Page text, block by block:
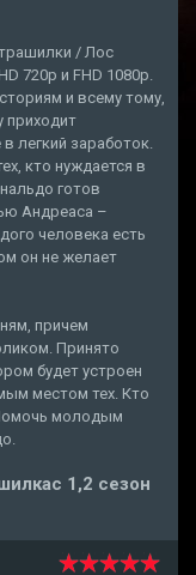
/ Лос
720p и FHD 1080p.
и всему тому,
приходит
легкий заработок.
кто нуждается в
готов
Андреаса –
человека есть
он не желает
причем
Принято
будет устроен
местом тех. Кто
молодым
1,2 сезон